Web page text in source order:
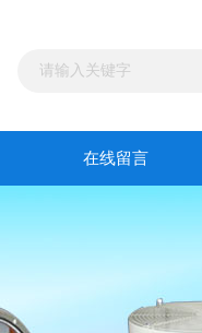
在线留言